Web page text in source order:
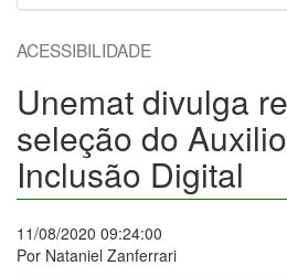
ACESSIBILIDADE
Unemat divulga
seleção do
Inclusão Digital
11/08/2020 09:24:00
Por Nataniel Zanferrari